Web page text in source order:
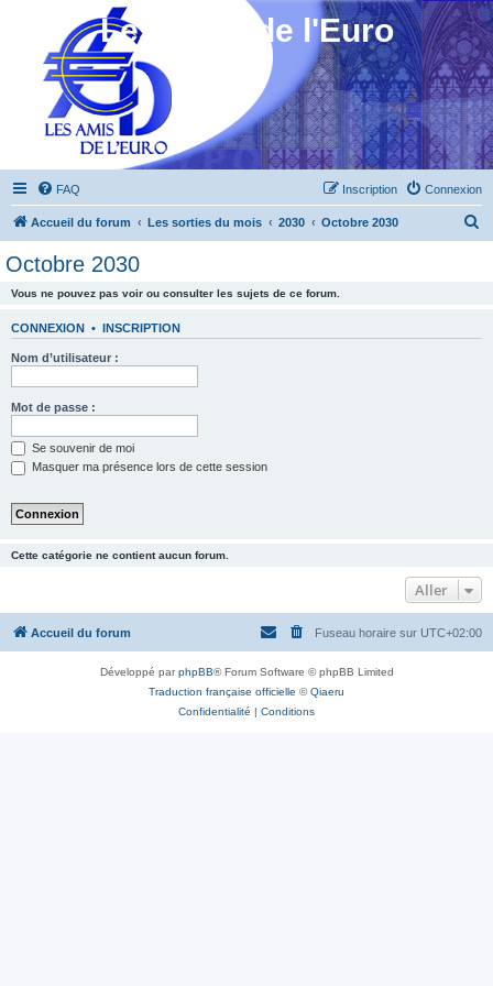
Les Amis de l'Euro
FAQ Connexion
Inscription
Accueil du forum Les sorties du mois 2030 Octobre 2030
Octobre 2030
Vous ne pouvez pas voir ou consulter les sujets de ce forum.
CONNEXION • INSCRIPTION
Nom d’utilisateur :
Mot de passe :
Se souvenir de moi
Masquer ma présence lors de cette session
Cette catégorie ne contient aucun forum.
Aller
Accueil du forum Fuseau horaire sur UTC+02:00
Développé parphpBB® Forum Software © phpBB Limited
Traduction française officielle ©Qiaeru
Confidentialité | Conditions